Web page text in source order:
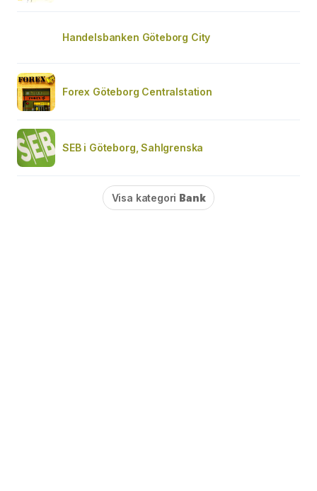
Handelsbanken Göteborg City
Forex Göteborg Centralstation
SEB i Göteborg, Sahlgrenska
Visa kategori Bank